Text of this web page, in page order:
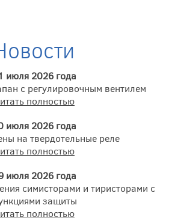
июля 2026 года
с регулировочным вентилем
полностью
июля 2026 года
на твердотельные реле
полностью
июля 2026 года
симисторами и тиристорами с
защиты
полностью